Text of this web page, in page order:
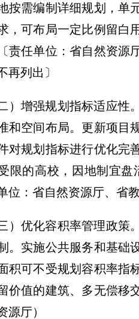
按需编制详细规划，单
，可布局一定比例留白
〔责任单位：省自然资
再列出〕
二）增强规划指标适应性
和空间布局。更新项目
对规划指标进行优化完
限的高校，因地制宜盘
位：省自然资源厅、省教
三）优化容积率管理政策
。实施公共服务和基础
积可不受规划容积率指
价值的建筑、多无偿移
源厅）